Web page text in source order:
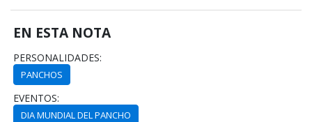
EN ESTA NOTA
PERSONALIDADES:
PANCHOS
EVENTOS:
DIA MUNDIAL DEL PANCHO